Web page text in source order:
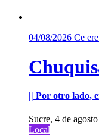
04/08/2026 Ce
|| Por otro lado,
Sucre, 4 de
Local